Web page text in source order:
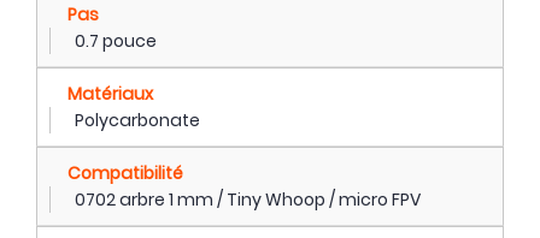
Pas
0.7 pouce
Matériaux
Polycarbonate
Compatibilité
0702 arbre 1 mm / Tiny Whoop / micro FPV